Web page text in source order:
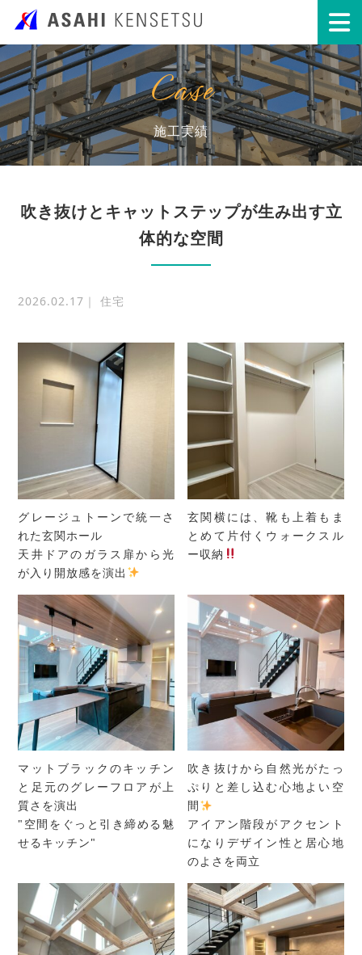
Case
施工実績
吹き抜けとキャットステップが生み出す立
体的な空間
2026.02.17｜ 住宅
グレージュトーンで統一さ
れた玄関ホール
天井ドアのガラス扉から光
が入り開放感を演出
玄関横には、靴も上着もま
とめて片付くウォークスル
ー収納
マットブラックのキッチン
と足元のグレーフロアが上
質さを演出
"空間をぐっと引き締める魅
せるキッチン"
吹き抜けから自然光がたっ
ぷりと差し込む心地よい空
間
アイアン階段がアクセント
になりデザイン性と居心地
のよさを両立